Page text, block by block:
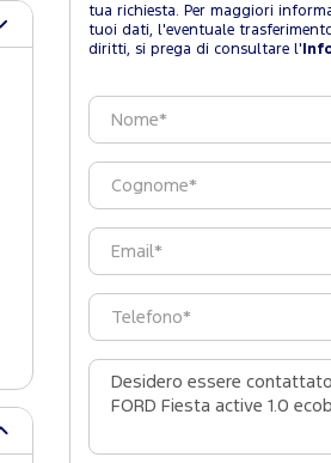
tua richiesta. Per maggiori
tuoi dati, l'eventuale
diritti, si prega di consultare l'